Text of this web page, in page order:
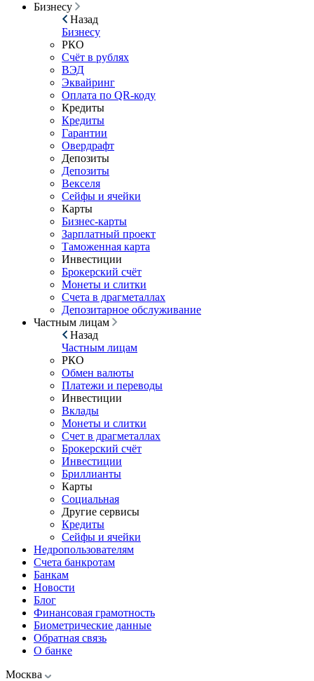
Бизнесу
Назад
Бизнесу
РКО
Счёт в рублях
ВЭД
Эквайринг
Оплата по QR-коду
Кредиты
Кредиты
Гарантии
Овердрафт
Депозиты
Депозиты
Векселя
Сейфы и ячейки
Карты
Бизнес-карты
Зарплатный проект
Таможенная карта
Инвестиции
Брокерский счёт
Монеты и слитки
Счета в драгметаллах
Депозитарное обслуживание
Частным лицам
Назад
Частным лицам
РКО
Обмен валюты
Платежи и переводы
Инвестиции
Вклады
Монеты и слитки
Счет в драгметаллах
Брокерский счёт
Инвестиции
Бриллианты
Карты
Социальная
Другие сервисы
Кредиты
Сейфы и ячейки
Недропользователям
Счета банкротам
Банкам
Новости
Блог
Финансовая грамотность
Биометрические данные
Обратная связь
О банке
Москва